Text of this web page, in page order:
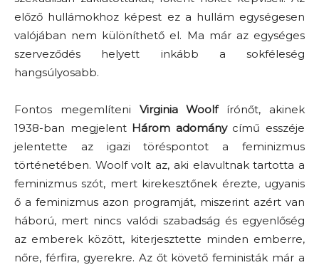
előző hullámokhoz képest ez a hullám egységesen
valójában nem különíthető el. Ma már az egységes
szerveződés helyett inkább a sokféleség
hangsúlyosabb.
Fontos megemlíteni Virginia Woolfírónőt, akinek
1938-ban megjelent Három adománycímű esszéje
jelentette az igazi töréspontot a feminizmus
történetében. Woolf volt az, aki elavultnak tartotta a
feminizmus szót, mert kirekesztőnek érezte, ugyanis
ő a feminizmus azon programját, miszerint azért van
háború, mert nincs valódi szabadság és egyenlőség
az emberek között, kiterjesztette minden emberre,
nőre, férfira, gyerekre. Az őt követő feministák már a